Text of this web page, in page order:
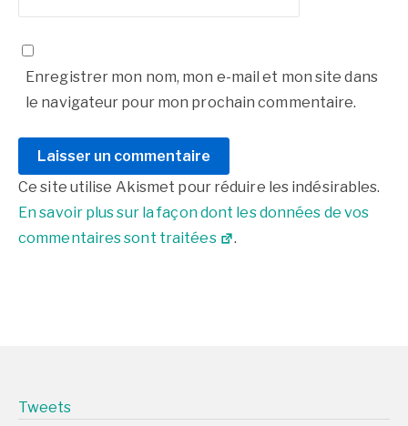
Enregistrer mon nom, mon e-mail et mon site dans
le navigateur pour mon prochain commentaire.
Ce site utilise Akismet pour réduire les indésirables.
En savoir plus sur la façon dont les données de vos
commentaires sont traitées
.
Tweets